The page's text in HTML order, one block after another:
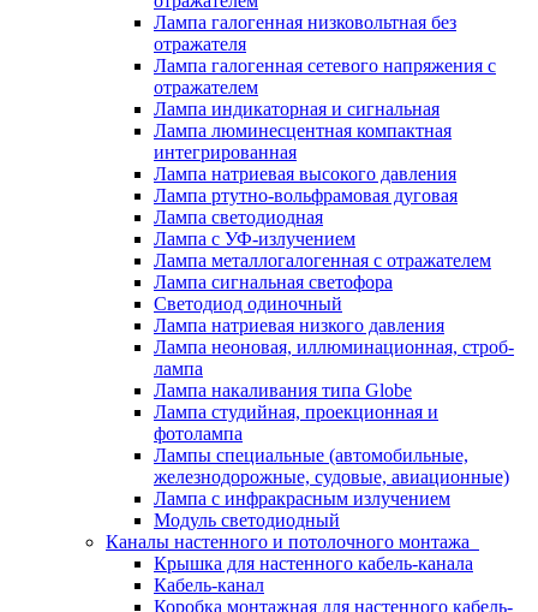
Лампа галогенная низковольтная без
отражателя
Лампа галогенная сетевого напряжения с
отражателем
Лампа индикаторная и сигнальная
Лампа люминесцентная компактная
интегрированная
Лампа натриевая высокого давления
Лампа ртутно-вольфрамовая дуговая
Лампа светодиодная
Лампа с УФ-излучением
Лампа металлогалогенная с отражателем
Лампа сигнальная светофора
Светодиод одиночный
Лампа натриевая низкого давления
Лампа неоновая, иллюминационная, строб-
лампа
Лампа накаливания типа Globe
Лампа студийная, проекционная и
фотолампа
Лампы специальные (автомобильные,
железнодорожные, судовые, авиационные)
Лампа с инфракрасным излучением
Модуль светодиодный
Каналы настенного и потолочного монтажа
Крышка для настенного кабель-канала
Кабель-канал
Коробка монтажная для настенного кабель-